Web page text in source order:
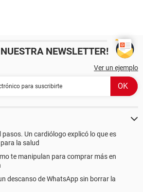
NEWSLETTER!
Ver un ejemplo
pasos. Un cardiólogo explicó lo que es
la salud
te manipulan para comprar más en
descanso de WhatsApp sin borrar la